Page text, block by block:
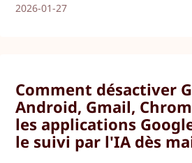
2026-01-27
Comment désactiver
Android, Gmail,
les applications
le suivi par l'IA dès